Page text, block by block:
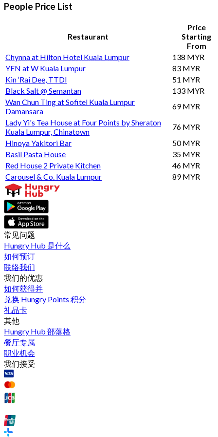
People Price List
Restaurant
Price
Starting
From
Chynna at Hilton Hotel Kuala Lumpur
138 MYR
YEN at W Kuala Lumpur
83 MYR
Kin ‘Rai Dee, TTDI
51 MYR
Black Salt @ Semantan
133 MYR
Wan Chun Ting at Sofitel Kuala Lumpur
Damansara
69 MYR
Lady Yi's Tea House at Four Points by Sheraton
Kuala Lumpur, Chinatown
76 MYR
Hinoya Yakitori Bar
50 MYR
Basil Pasta House
35 MYR
Red House 2 Private Kitchen
46 MYR
Carousel & Co. Kuala Lumpur
89 MYR
常见问题
Hungry Hub 是什么
如何预订
联络我们
我们的优惠
如何获得并
兑换 Hungry Points 积分
礼品卡
其他
Hungry Hub 部落格
餐厅专属
职业机会
我们接受